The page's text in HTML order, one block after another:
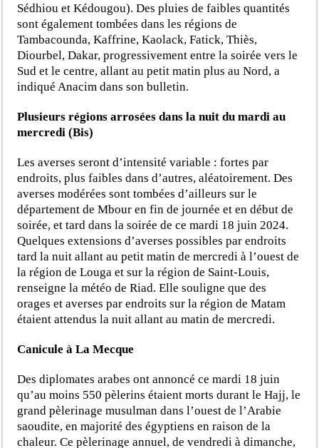
Sédhiou et Kédougou). Des pluies de faibles quantités
sont également tombées dans les régions de
Tambacounda, Kaffrine, Kaolack, Fatick, Thiès,
Diourbel, Dakar, progressivement entre la soirée vers le
Sud et le centre, allant au petit matin plus au Nord, a
indiqué Anacim dans son bulletin.
Plusieurs régions arrosées dans la nuit du mardi au
mercredi (Bis)
Les averses seront d’intensité variable : fortes par
endroits, plus faibles dans d’autres, aléatoirement. Des
averses modérées sont tombées d’ailleurs sur le
département de Mbour en fin de journée et en début de
soirée, et tard dans la soirée de ce mardi 18 juin 2024.
Quelques extensions d’averses possibles par endroits
tard la nuit allant au petit matin de mercredi à l’ouest de
la région de Louga et sur la région de Saint-Louis,
renseigne la météo de Riad. Elle souligne que des
orages et averses par endroits sur la région de Matam
étaient attendus la nuit allant au matin de mercredi.
Canicule à La Mecque
Des diplomates arabes ont annoncé ce mardi 18 juin
qu’au moins 550 pèlerins étaient morts durant le Hajj, le
grand pèlerinage musulman dans l’ouest de l’Arabie
saoudite, en majorité des égyptiens en raison de la
chaleur. Ce pèlerinage annuel, de vendredi à dimanche,